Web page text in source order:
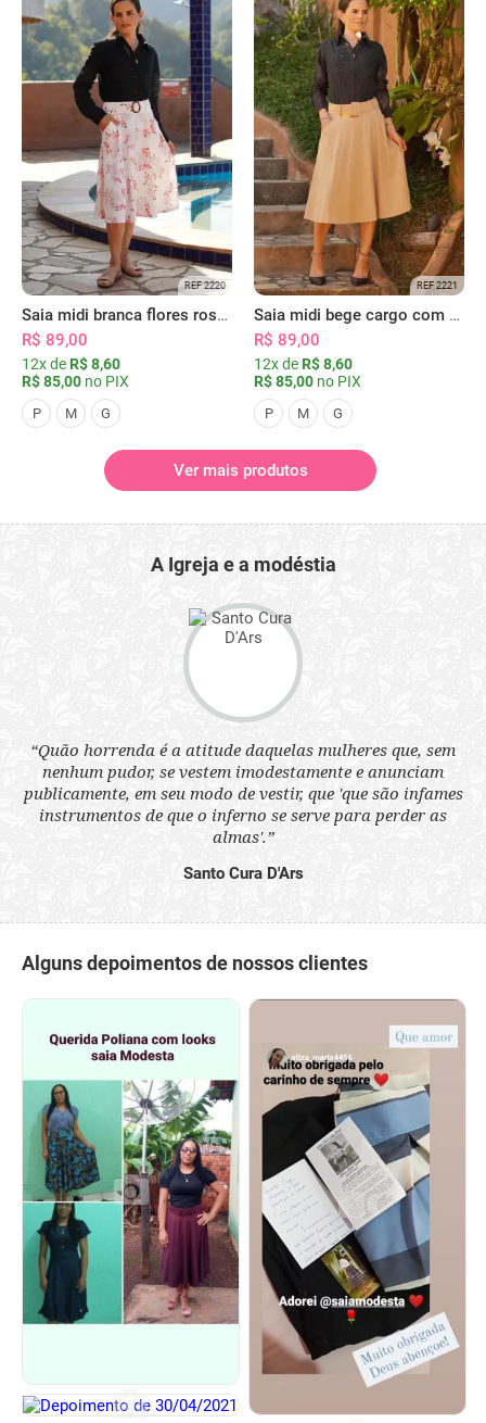
REF 2220
Saia midi branca flores rosas com bolsos
R$ 89,00
12x de R$ 8,60
R$ 85,00 no PIX
P M G
REF 2221
Saia midi bege cargo com bolsos
R$ 89,00
12x de R$ 8,60
R$ 85,00 no PIX
P M G
Ver mais produtos
A Igreja e a modéstia
“Quão horrenda é a atitude daquelas mulheres que, sem
nenhum pudor, se vestem imodestamente e anunciam
publicamente, em seu modo de vestir, que 'que são infames
instrumentos de que o inferno se serve para perder as
almas'.”
Santo Cura D'Ars
Alguns depoimentos de nossos clientes